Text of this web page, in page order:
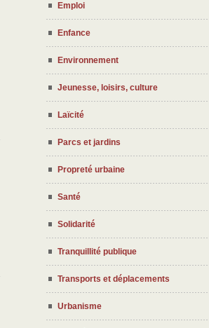
Emploi
Enfance
Environnement
Jeunesse, loisirs, culture
Laïcité
Parcs et jardins
Propreté urbaine
Santé
Solidarité
Tranquillité publique
Transports et déplacements
Urbanisme